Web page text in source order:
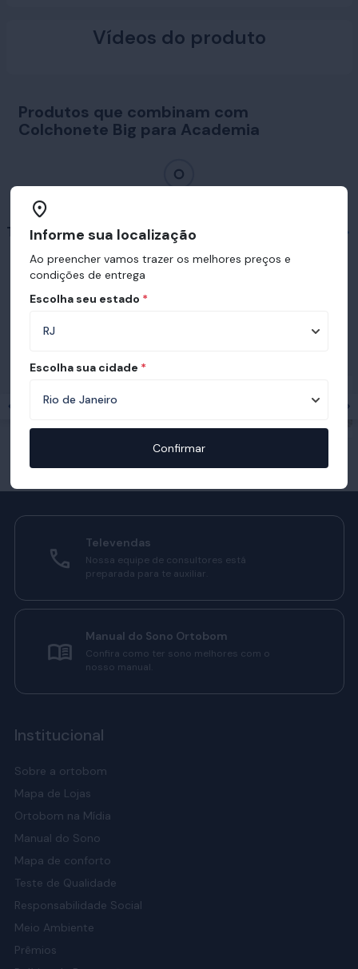
Vídeos do produto
Produtos que combinam com
Colchonete Big para Academia
Travesseiros em destaque
Prêmios e certificações recebidas pelo
Televendas
Nossa equipe de consultores está
preparada para te auxiliar.
Manual do Sono Ortobom
Confira como ter sono melhores com o
nosso manual.
Institucional
Sobre a ortobom
Mapa de Lojas
Ortobom na Mídia
Manual do Sono
Mapa de conforto
Teste de Qualidade
Responsabilidade Social
Meio Ambiente
Prêmios
Informe sua localização
Ao preencher vamos trazer os melhores preços e
condições de entrega
Escolha seu estado *
Escolha sua cidade *
Confirmar